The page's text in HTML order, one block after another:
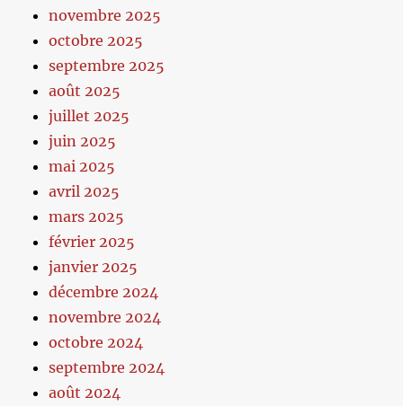
novembre 2025
octobre 2025
septembre 2025
août 2025
juillet 2025
juin 2025
mai 2025
avril 2025
mars 2025
février 2025
janvier 2025
décembre 2024
novembre 2024
octobre 2024
septembre 2024
août 2024